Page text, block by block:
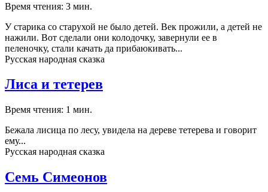
Время чтения: 3 мин.
У старика со старухой не было детей. Век прожили, а детей не
нажили. Вот сделали они колодочку, завернули ее в
пеленочку, стали качать да прибаюкивать...
Русская народная сказка
Лиса и тетерев
Время чтения: 1 мин.
Бежала лисица по лесу, увидела на дереве тетерева и говорит
ему...
Русская народная сказка
Семь Симеонов